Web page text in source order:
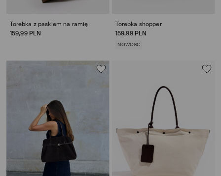
Torebka z paskiem na ramię
159,99 PLN
Torebka shopper
159,99 PLN
NOWOŚĆ